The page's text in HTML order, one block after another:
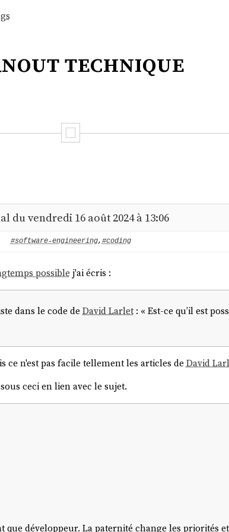
technique
du vendredi 16 août 2024 à 13:06
#software-engineering,#coding
possible j'ai écris :
dans le code deDavid Larlet: « Est-ce qu’il est
ce n'est pas facile tellement les articles de David
ceci en lien avec le sujet.
que développeur. La paternité change les priorités